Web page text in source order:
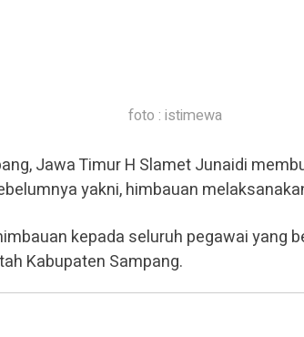
foto : istimewa
Jawa Timur H Slamet Junaidi
yakni, himbauan
kepada seluruh pegawai yang
Kabupaten Sampang.